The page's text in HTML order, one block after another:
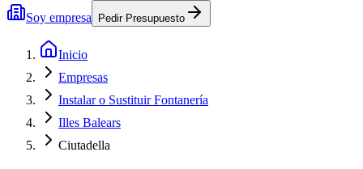
Soy empresa Pedir Presupuesto
Inicio
Empresas
Instalar o Sustituir Fontanería
Illes Balears
Ciutadella